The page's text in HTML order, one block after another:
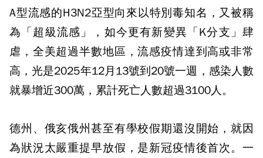
A型流感的H3N2亞型向來以特別毒知名，又被稱
為「超級流感」，如今更有新變異「K分支」肆
虐，全美超過半數地區，流感疫情達到高或非常
高，光是2025年12月13號到20號一週，感染人數
就暴增近300萬，累計死亡人數超過3100人。
德州、俄亥俄州甚至有學校假期還沒開始，就因
為狀況太嚴重提早放假，是新冠疫情後首次。一